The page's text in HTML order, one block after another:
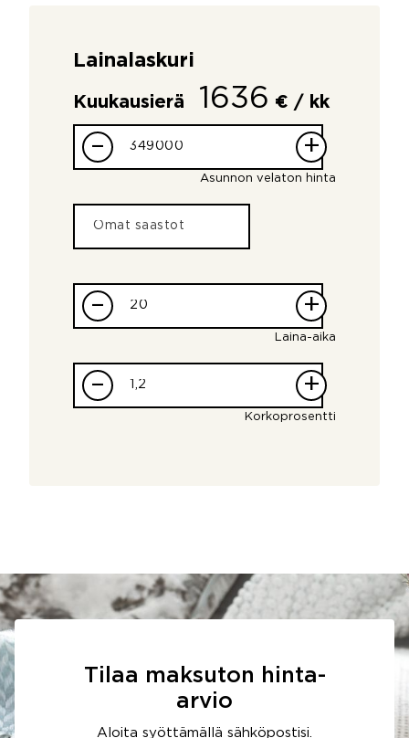
Lainalaskuri
Kuukausierä 1636 € / kk
– +
Asunnon velaton hinta
– +
Laina-aika
– +
Korkoprosentti
Tilaa maksuton hinta-
arvio
Aloita syöttämällä sähköpostisi.